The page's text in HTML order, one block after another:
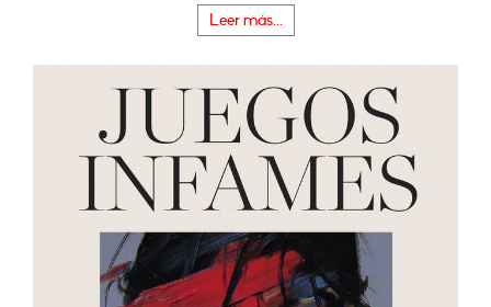
Leer más...